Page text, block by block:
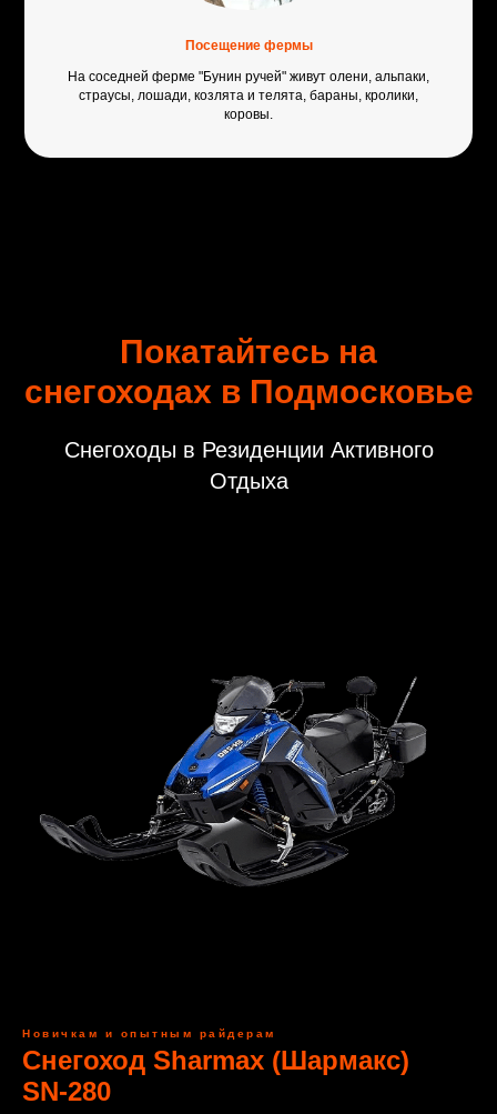
Посещение фермы
На соседней ферме "Бунин ручей" живут олени, альпаки,
страусы, лошади, козлята и телята, бараны, кролики,
коровы.
Покатайтесь на
снегоходах в Подмосковье
Снегоходы в Резиденции Активного
Отдыха
Новичкам и опытным райдерам
Снегоход Sharmax (Шармакс)
SN‑280